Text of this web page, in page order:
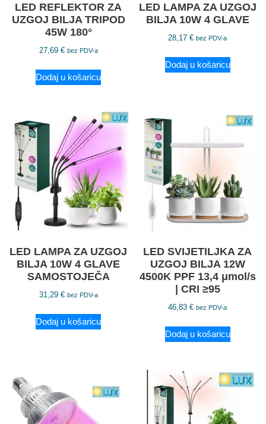
LED REFLEKTOR ZA
UZGOJ BILJA TRIPOD
45W 180°
27,69 € bez PDV-a
Dodaj u košaricu
LED LAMPA ZA UZGOJ
BILJA 10W 4 GLAVE
28,17€ bez PDV-a
Dodaj u košaricu
LED LAMPA ZA UZGOJ
BILJA 10W 4 GLAVE
SAMOSTOJEČA
31,29 € bez PDV-a
Dodaj u košaricu
LED SVIJETILJKA ZA
UZGOJ BILJA 12W
4500K PPF 13,4 μmol/s
| CRI ≥95
46,83€ bez PDV-a
Dodaj u košaricu